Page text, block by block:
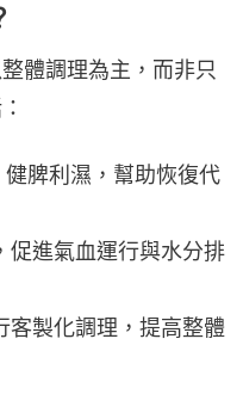
體調理為主，而非只
脾利濕，幫助恢復代
促進氣血運行與水分排
客製化調理，提高整體